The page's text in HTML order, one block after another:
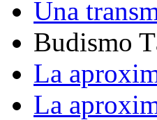
Una
Budismo
La
La